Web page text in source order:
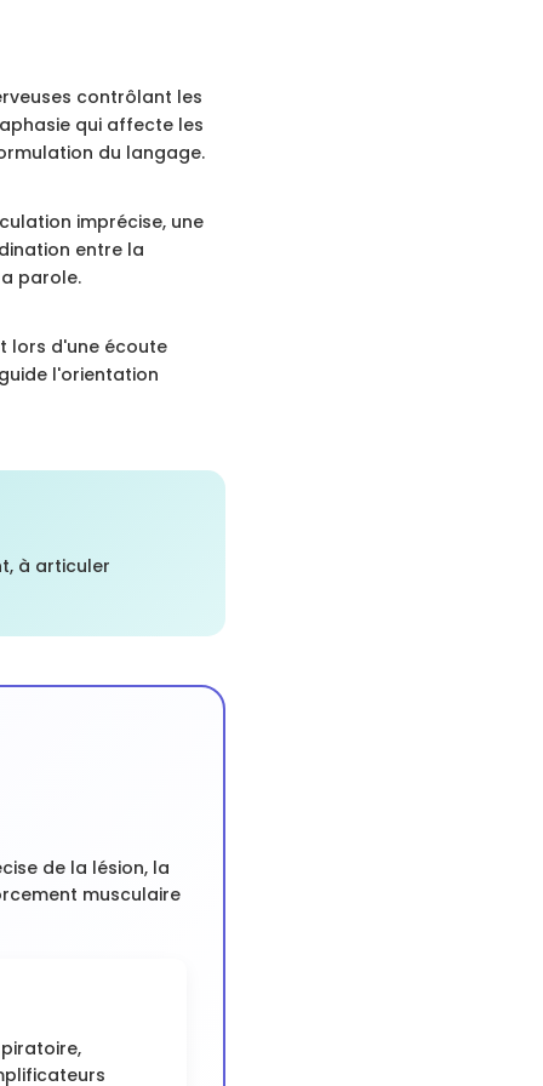
contrôlant les
qui affecte les
du langage.
imprécise, une
entre la
parole.
lors d'une écoute
l'orientation
à articuler
de la lésion, la
musculaire